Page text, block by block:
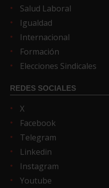
Salud Laboral
Igualdad
Internacional
Formación
Elecciones Sindicales
REDES SOCIALES
X
Facebook
Telegram
Linkedin
Instagram
Youtube